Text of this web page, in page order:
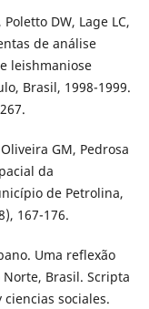
DW, Lage LC,
de análise
leishmaniose
Brasil, 1998-1999.
GM, Pedrosa
da
de Petrolina,
167-176.
Uma reflexão
Brasil. Scripta
sociales.